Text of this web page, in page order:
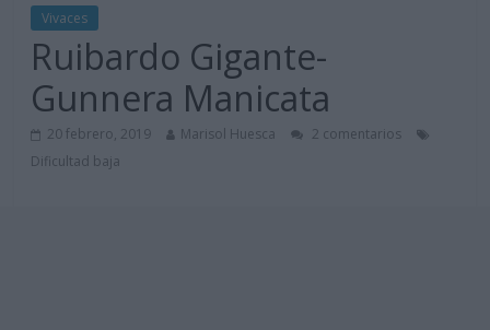
Vivaces
Ruibardo Gigante-
Gunnera Manicata
20 febrero, 2019 Marisol Huesca
2 comentarios
Dificultad baja